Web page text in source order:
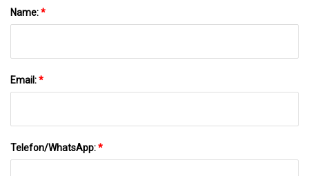
Name:*
Email:*
Telefon/WhatsApp:*